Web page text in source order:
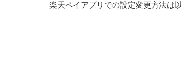
楽天ペイアプリでの設定変更方法は